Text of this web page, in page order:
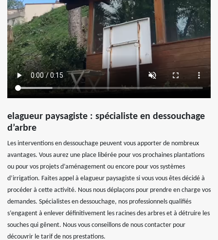
elagueur paysagiste : spécialiste en dessouchage
d’arbre
Les interventions en dessouchage peuvent vous apporter de nombreux
avantages. Vous aurez une place libérée pour vos prochaines plantations
ou pour vos projets d’aménagement ou encore pour vos systèmes
d’irrigation. Faites appel à elagueur paysagiste si vous vous êtes décidé à
procéder à cette activité. Nous nous déplaçons pour prendre en charge vos
demandes. Spécialistes en dessouchage, nos professionnels qualifiés
s’engagent à enlever définitivement les racines des arbres et à détruire les
souches qui gênent. Nous vous conseillons de nous contacter pour
découvrir le tarif de nos prestations.